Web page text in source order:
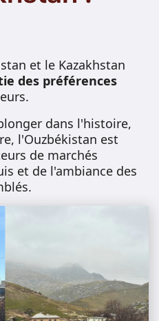
et le Kazakhstan
des préférences
dans l'histoire,
l'Ouzbékistan est
de marchés
et de l'ambiance des